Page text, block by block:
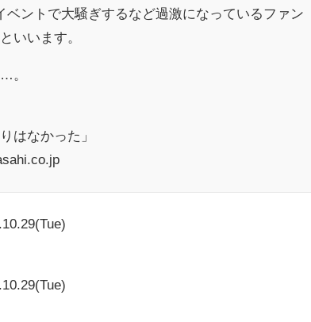
ントで大騒ぎするなど過激になっているファン
いいます。
。
はなかった」